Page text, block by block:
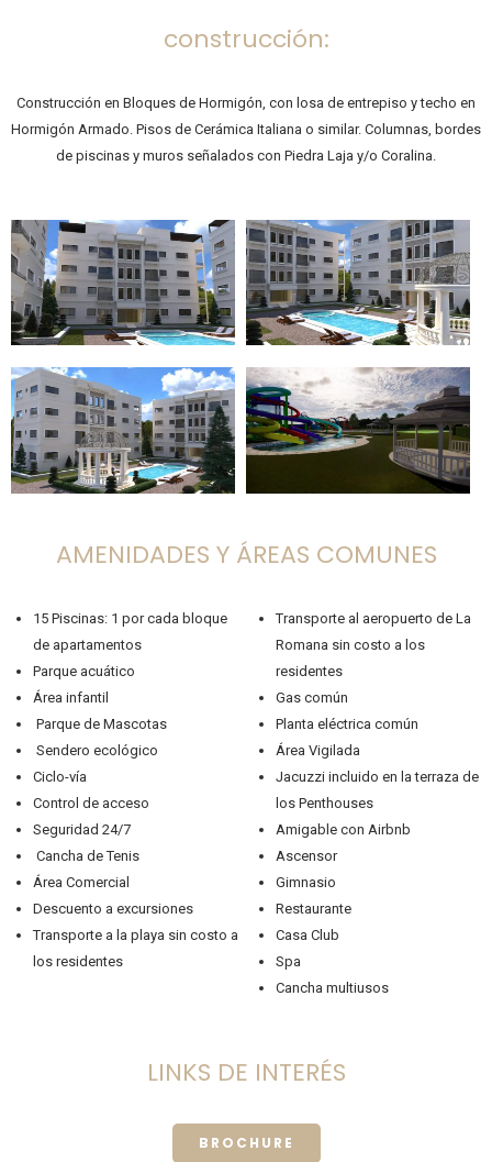
construcción:
Construcción en Bloques de Hormigón, con losa de entrepiso y techo en
Hormigón Armado. Pisos de Cerámica Italiana o similar. Columnas, bordes
de piscinas y muros señalados con Piedra Laja y/o Coralina.
AMENIDADES Y ÁREAS COMUNES
15 Piscinas: 1 por cada bloque
de apartamentos
Parque acuático
Área infantil
Parque de Mascotas
Sendero ecológico
Ciclo-vía
Control de acceso
Seguridad 24/7
Cancha de Tenis
Área Comercial
Descuento a excursiones
Transporte a la playa sin costo a
los residentes
Transporte al aeropuerto de La
Romana sin costo a los
residentes
Gas común
Planta eléctrica común
Área Vigilada
Jacuzzi incluido en la terraza de
los Penthouses
Amigable con Airbnb
Ascensor
Gimnasio
Restaurante
Casa Club
Spa
Cancha multiusos
LINKS DE INTERÉS
BROCHURE